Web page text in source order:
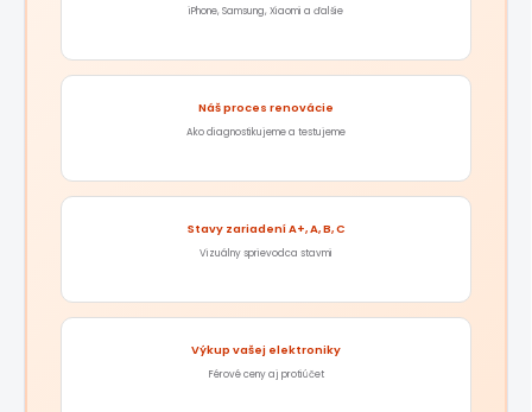
iPhone, Samsung, Xiaomi a ďalšie
Náš proces renovácie
Ako diagnostikujeme a testujeme
Stavy zariadení A+, A, B, C
Vizuálny sprievodca stavmi
Výkup vašej elektroniky
Férové ceny aj protiúčet